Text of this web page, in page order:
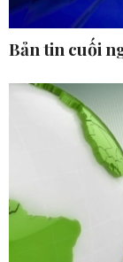
Bản tin cuối